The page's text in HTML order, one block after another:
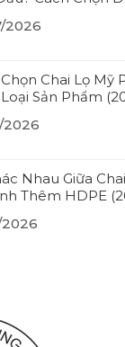
2026
Chai Lọ Mỹ
Sản Phẩm
2026
Nhau Giữa
Thêm HDPE
2026